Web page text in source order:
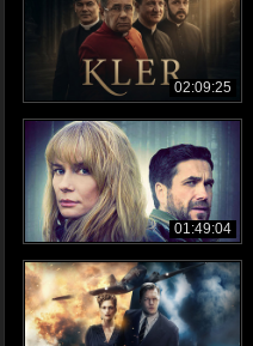
02:09:25
01:49:04